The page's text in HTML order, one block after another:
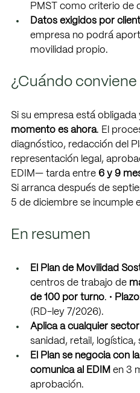
PMST como criterio de
Datos exigidos por
empresa no podrá
movilidad propio.
¿Cuándo
Si su empresa está
momento es ahora. El
diagnóstico, redacción del
representación legal,
EDIM— tarda entre 6 y 9
Si arranca después de
5 de diciembre se incumple
En resumen
El Plan de Movilidad
centros de trabajo de
de 100 por turno. •
(RD-ley 7/2026).
Aplica a cualquier sector
sanidad, retail, logística,
El Plan se negocia con
comunica al EDIM en 3
aprobación.